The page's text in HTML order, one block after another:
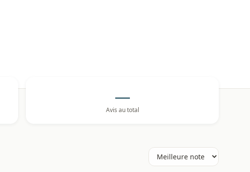
—
Avis au total